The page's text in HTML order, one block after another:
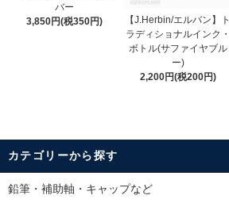
バー
3,850円(税350円)
【J.Herbin/エルバン】ト
ラディショナルインク・
ボトル(サファイヤブル
ー)
2,200円(税200円)
カテゴリーから探す
鉛筆・補助軸・キャップなど